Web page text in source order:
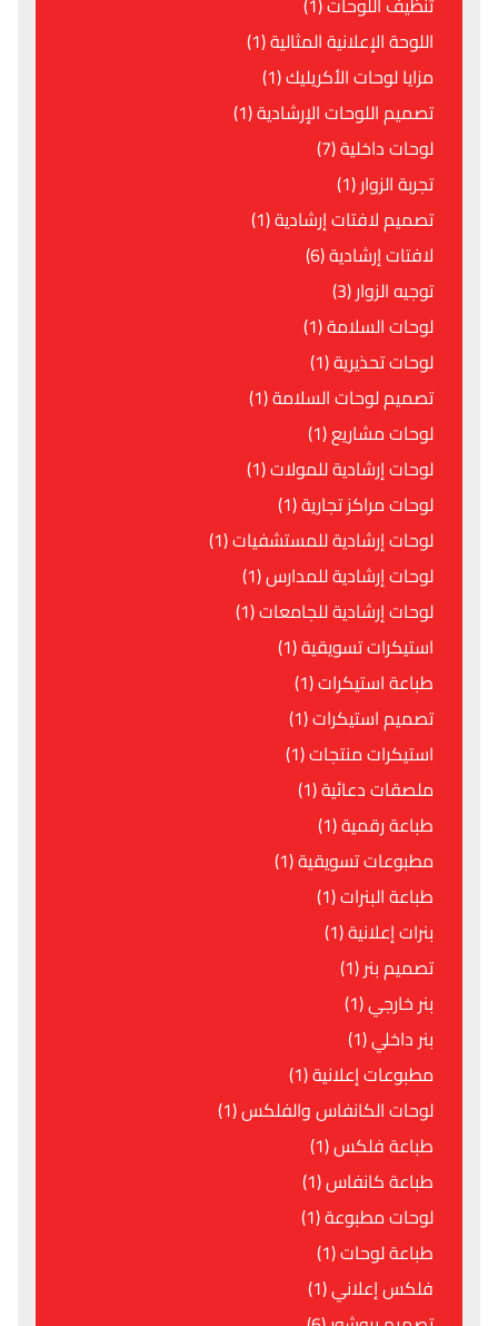
اللوحة الإعلانية المثالية (1)
مزايا لوحات الأكريليك (1)
تصميم اللوحات الإرشادية (1)
لوحات داخلية (7)
تجربة الزوار (1)
تصميم لافتات إرشادية (1)
لافتات إرشادية (6)
توجيه الزوار (3)
لوحات السلامة (1)
لوحات تحذيرية (1)
تصميم لوحات السلامة (1)
لوحات مشاريع (1)
لوحات إرشادية للمولات (1)
لوحات مراكز تجارية (1)
لوحات إرشادية للمستشفيات (1)
لوحات إرشادية للمدارس (1)
لوحات إرشادية للجامعات (1)
استيكرات تسويقية (1)
طباعة استيكرات (1)
تصميم استيكرات (1)
استيكرات منتجات (1)
ملصقات دعائية (1)
طباعة رقمية (1)
مطبوعات تسويقية (1)
طباعة البنرات (1)
بنرات إعلانية (1)
تصميم بنر (1)
بنر خارجي (1)
بنر داخلي (1)
مطبوعات إعلانية (1)
لوحات الكانفاس والفلكس (1)
طباعة فلكس (1)
طباعة كانفاس (1)
لوحات مطبوعة (1)
طباعة لوحات (1)
فلكس إعلاني (1)